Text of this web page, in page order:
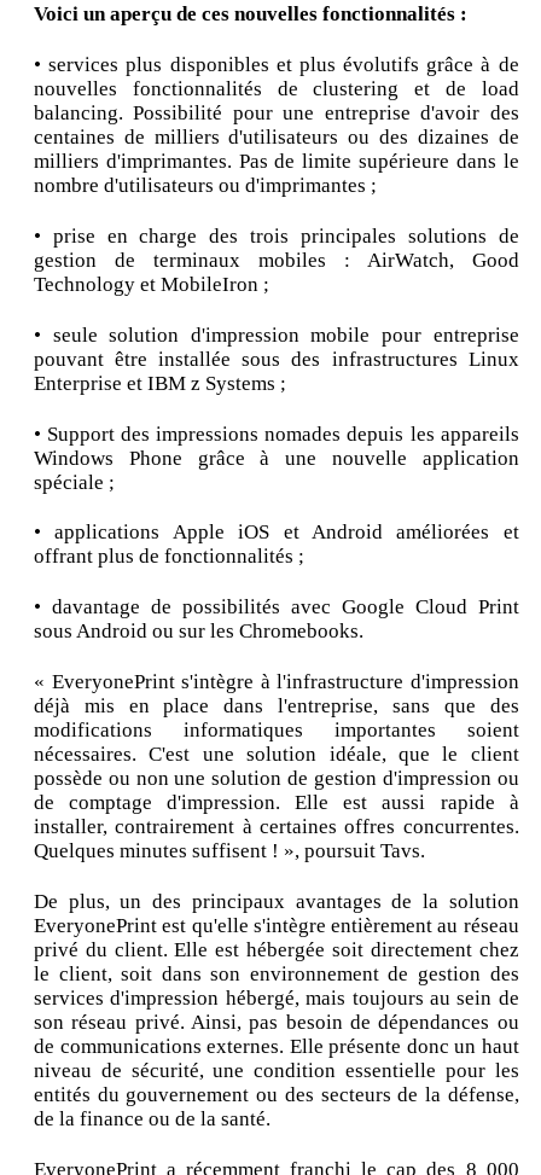
Voici un aperçu de ces nouvelles fonctionnalités :
• services plus disponibles et plus évolutifs grâce à de
nouvelles fonctionnalités de clustering et de load
balancing. Possibilité pour une entreprise d'avoir des
centaines de milliers d'utilisateurs ou des dizaines de
milliers d'imprimantes. Pas de limite supérieure dans le
nombre d'utilisateurs ou d'imprimantes ;
• prise en charge des trois principales solutions de
gestion de terminaux mobiles : AirWatch, Good
Technology et MobileIron ;
• seule solution d'impression mobile pour entreprise
pouvant être installée sous des infrastructures Linux
Enterprise et IBM z Systems ;
• Support des impressions nomades depuis les appareils
Windows Phone grâce à une nouvelle application
spéciale ;
• applications Apple iOS et Android améliorées et
offrant plus de fonctionnalités ;
• davantage de possibilités avec Google Cloud Print
sous Android ou sur les Chromebooks.
« EveryonePrint s'intègre à l'infrastructure d'impression
déjà mis en place dans l'entreprise, sans que des
modifications informatiques importantes soient
nécessaires. C'est une solution idéale, que le client
possède ou non une solution de gestion d'impression ou
de comptage d'impression. Elle est aussi rapide à
installer, contrairement à certaines offres concurrentes.
Quelques minutes suffisent ! », poursuit Tavs.
De plus, un des principaux avantages de la solution
EveryonePrint est qu'elle s'intègre entièrement au réseau
privé du client. Elle est hébergée soit directement chez
le client, soit dans son environnement de gestion des
services d'impression hébergé, mais toujours au sein de
son réseau privé. Ainsi, pas besoin de dépendances ou
de communications externes. Elle présente donc un haut
niveau de sécurité, une condition essentielle pour les
entités du gouvernement ou des secteurs de la défense,
de la finance ou de la santé.
EveryonePrint a récemment franchi le cap des 8 000